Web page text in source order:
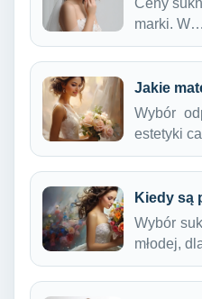
Ceny
marki. W…
Jakie
Wybór
estetyki
Kiedy są
Wybór
młodej,